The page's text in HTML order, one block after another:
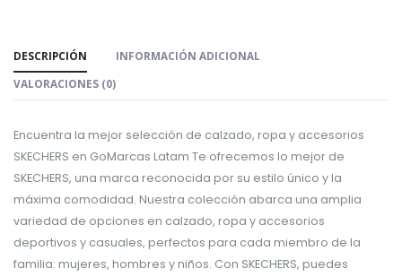
DESCRIPCIÓN
INFORMACIÓN ADICIONAL
VALORACIONES (0)
Encuentra la mejor selección de calzado, ropa y accesorios
SKECHERS en GoMarcas Latam Te ofrecemos lo mejor de
SKECHERS, una marca reconocida por su estilo único y la
máxima comodidad. Nuestra colección abarca una amplia
variedad de opciones en calzado, ropa y accesorios
deportivos y casuales, perfectos para cada miembro de la
familia: mujeres, hombres y niños. Con SKECHERS, puedes